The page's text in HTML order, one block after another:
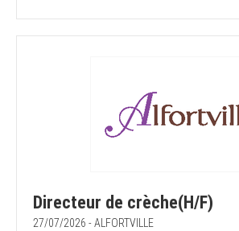
Directeur de crèche(H/F)
27/07/2026 - ALFORTVILLE